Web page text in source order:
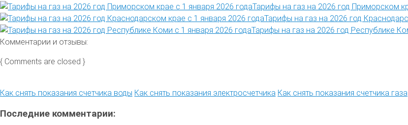
Тарифы на газ на 2026 год Приморском
Тарифы на газ на 2026 год
Тарифы на газ на 2026 год Республике
Комментарии и отзывы:
{ Comments are closed }
Как снять показания счетчика воды Как снять показания электросчетчика Как снять показания счетчика газа
Последние комментарии: